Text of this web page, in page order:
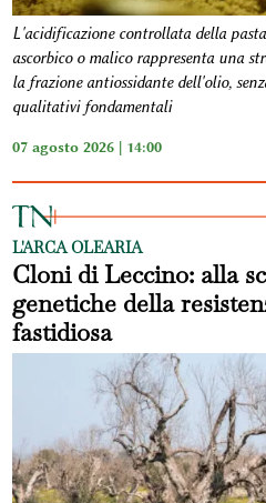
L'acidificazione controllata della
ascorbico o malico rappresenta una
la frazione antiossidante dell'olio,
qualitativi fondamentali
07 agosto 2026 | 14:00
L'ARCA OLEARIA
Cloni di Leccino: alla
genetiche della
fastidiosa